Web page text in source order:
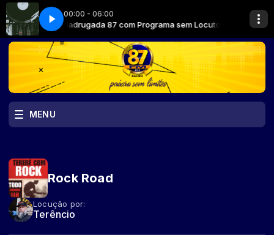
00:00 - 06:00
sem Locutor Madrugada 87 com Programa sem Locutor
MENU
Rock Road
Locução por:
Terêncio